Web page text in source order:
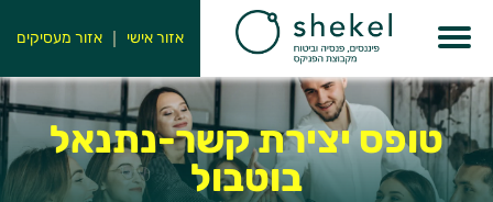
אזור אישי אזור מעסיקים
טופס יצירת קשר-נתנאל
בוטבול